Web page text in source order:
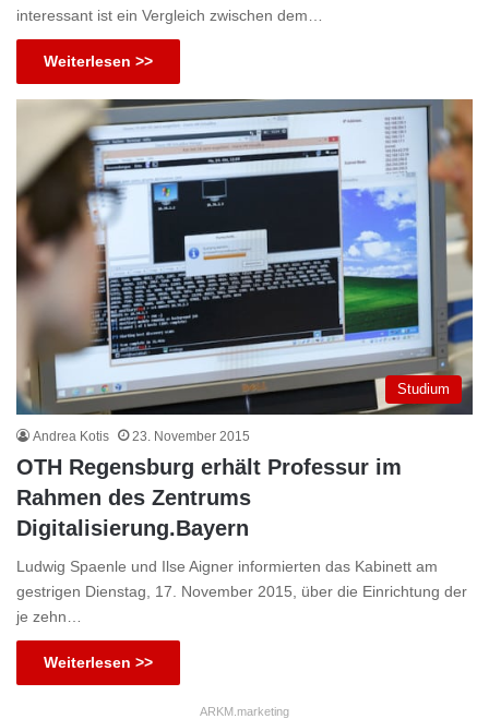
interessant ist ein Vergleich zwischen dem…
Weiterlesen >>
Studium
Andrea Kotis 23. November 2015
OTH Regensburg erhält Professur im
Rahmen des Zentrums
Digitalisierung.Bayern
Ludwig Spaenle und Ilse Aigner informierten das Kabinett am
gestrigen Dienstag, 17. November 2015, über die Einrichtung der
je zehn…
Weiterlesen >>
ARKM.marketing